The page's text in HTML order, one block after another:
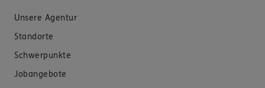
Unsere Agentur
Standorte
Schwerpunkte
Jobangebote